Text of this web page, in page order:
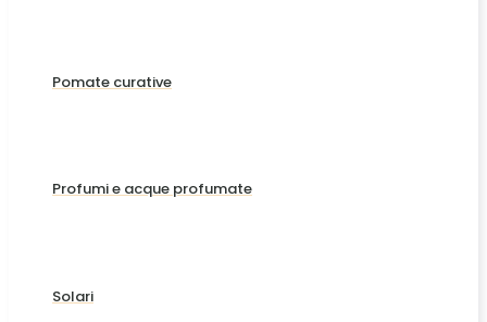
Pomate curative
Profumi e acque profumate
Solari